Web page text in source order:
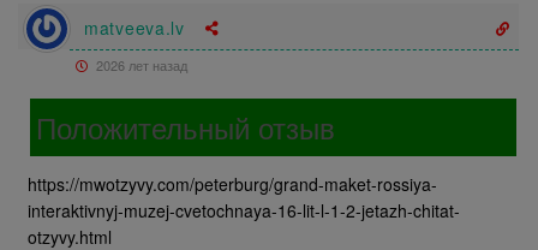
matveeva.lv
2026 лет назад
Положительный отзыв
https://mwotzyvy.com/peterburg/grand-maket-rossiya-
interaktivnyj-muzej-cvetochnaya-16-lit-l-1-2-jetazh-chitat-
otzyvy.html